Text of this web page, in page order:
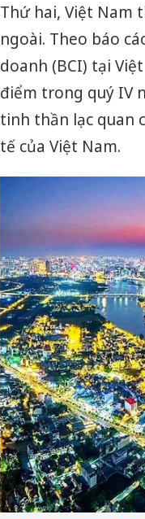
Thứ hai, Việt Nam
ngoài. Theo báo
doanh (BCI) tại
điểm trong quý IV
tinh thần lạc quan
tế của Việt Nam.